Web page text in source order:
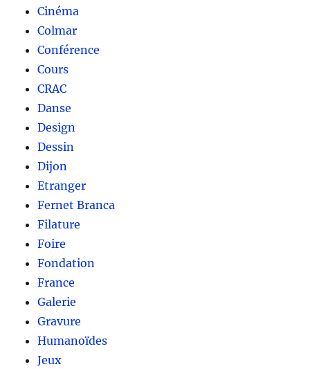
Cinéma
Colmar
Conférence
Cours
CRAC
Danse
Design
Dessin
Dijon
Etranger
Fernet Branca
Filature
Foire
Fondation
France
Galerie
Gravure
Humanoïdes
Jeux